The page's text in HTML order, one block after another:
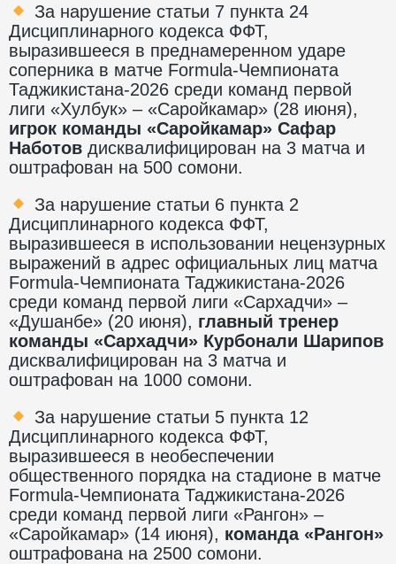
За нарушение статьи 7 пункта 24
Дисциплинарного кодекса ФФТ,
выразившееся в преднамеренном ударе
соперника в матче Formula-Чемпионата
Таджикистана-2026 среди команд первой
лиги «Хулбук» – «Саройкамар» (28 июня),
игрок команды «Саройкамар» Сафар
Наботов дисквалифицирован на 3 матча и
оштрафован на 500 сомони.
За нарушение статьи 6 пункта 2
Дисциплинарного кодекса ФФТ,
выразившееся в использовании нецензурных
выражений в адрес официальных лиц матча
Formula-Чемпионата Таджикистана-2026
среди команд первой лиги «Сархадчи» –
«Душанбе» (20 июня), главный тренер
команды «Сархадчи» Курбонали Шарипов
дисквалифицирован на 3 матча и
оштрафован на 1000 сомони.
За нарушение статьи 5 пункта 12
Дисциплинарного кодекса ФФТ,
выразившееся в необеспечении
общественного порядка на стадионе в матче
Formula-Чемпионата Таджикистана-2026
среди команд первой лиги «Рангон» –
«Саройкамар» (14 июня), команда «Рангон»
оштрафована на 2500 сомони.